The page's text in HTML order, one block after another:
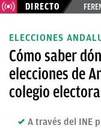
DIRECTO
ELECCIONES
Cómo saber
elecciones de
colegio electoral
A través del INE